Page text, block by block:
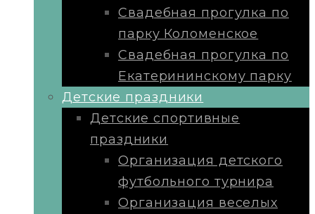
Свадебная прогулка по
парку Коломенское
Свадебная прогулка по
Екатерининскому парку
Детские праздники
Детские спортивные
праздники
Организация детского
футбольного турнира
Организация веселых